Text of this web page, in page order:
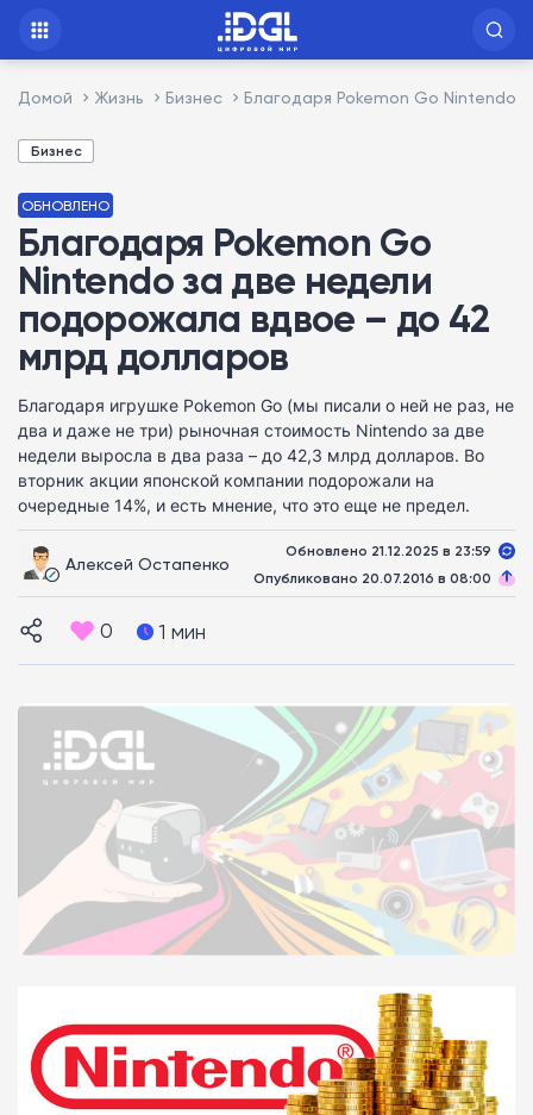
Домой Жизнь Бизнес Благодаря Pokemon Go
Бизнес
ОБНОВЛЕНО
Благодаря Pokemon Go
Nintendo за две недели
подорожала вдвое – до 42
млрд долларов
Благодаря игрушке Pokemon Go (мы писали о ней не раз, не
два и даже не три) рыночная стоимость Nintendo за две
недели выросла в два раза – до 42,3 млрд долларов. Во
вторник акции японской компании подорожали на
очередные 14%, и есть мнение, что это еще не предел.
Алексей Остапенко
Обновлено 21.12.2025 в 23:59
Опубликовано 20.07.2016 в 08:00
0 1 мин